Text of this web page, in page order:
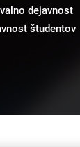
dejavnost
študentov